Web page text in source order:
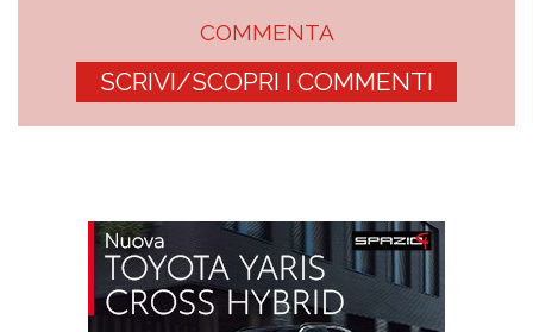
COMMENTA
SCRIVI/SCOPRI I COMMENTI